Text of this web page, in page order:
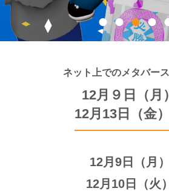
ネット上でのメタバー
12月９日（月
12月13日（金
12月9日（月）
12月10日（火